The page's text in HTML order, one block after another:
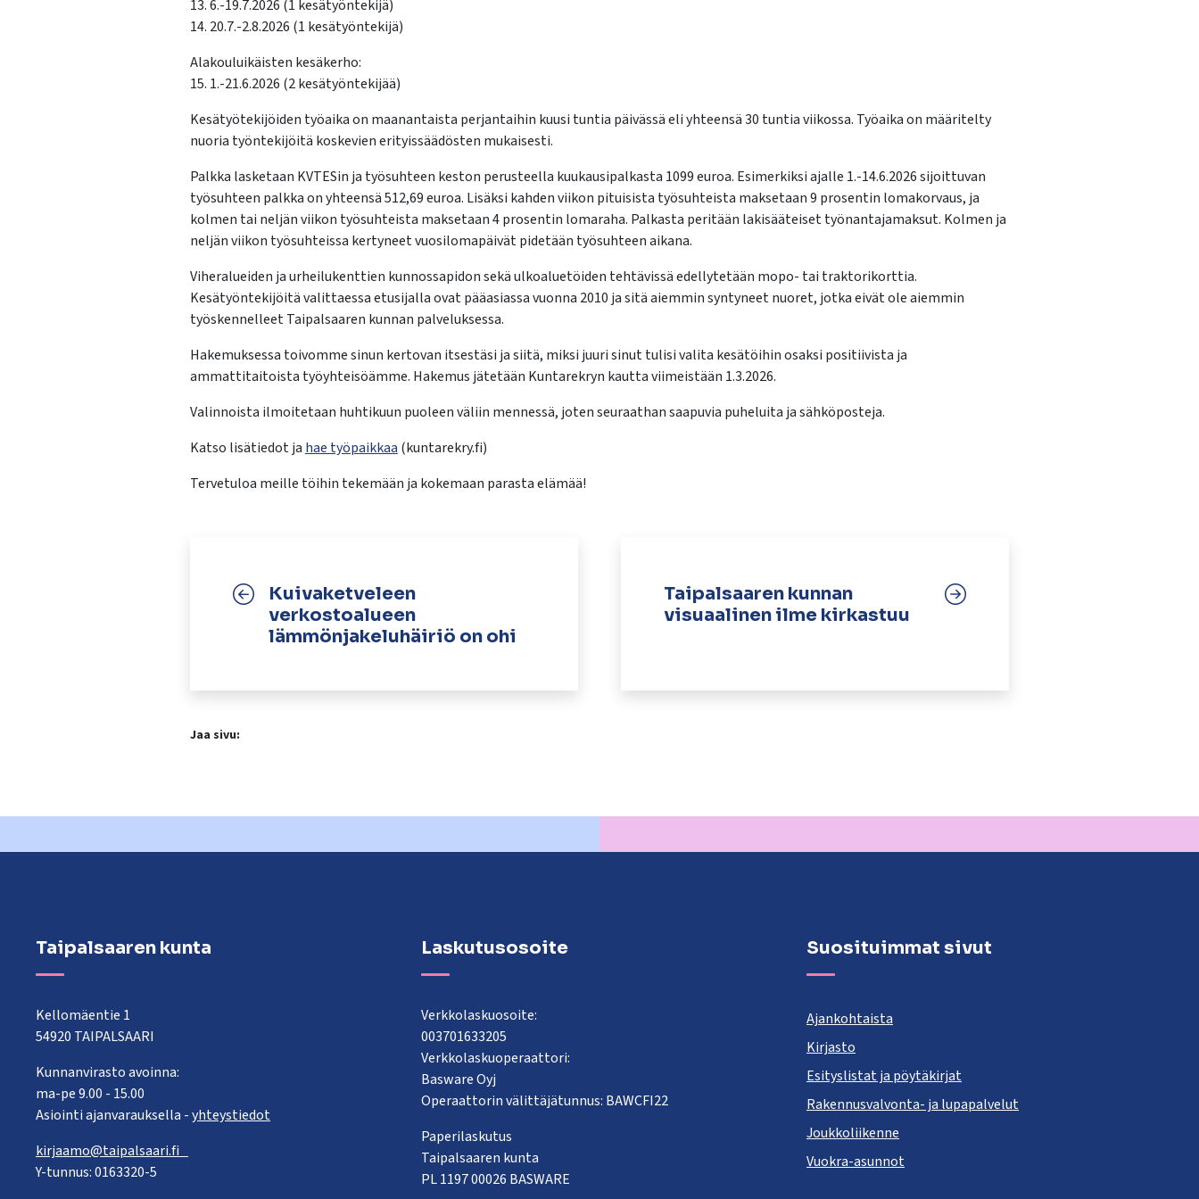
13. 6.-19.7.2026 (1 kesätyöntekijä)
14. 20.7.-2.8.2026 (1 kesätyöntekijä)
Alakouluikäisten kesäkerho:
15. 1.-21.6.2026 (2 kesätyöntekijää)
Kesätyötekijöiden työaika on maanantaista perjantaihin kuusi tuntia päivässä eli yhteensä 30 tuntia viikossa. Työaika on määritelty
nuoria työntekijöitä koskevien erityissäädösten mukaisesti.
Palkka lasketaan KVTESin ja työsuhteen keston perusteella kuukausipalkasta 1099 euroa. Esimerkiksi ajalle 1.-14.6.2026 sijoittuvan
työsuhteen palkka on yhteensä 512,69 euroa. Lisäksi kahden viikon pituisista työsuhteista maksetaan 9 prosentin lomakorvaus, ja
kolmen tai neljän viikon työsuhteista maksetaan 4 prosentin lomaraha. Palkasta peritään lakisääteiset työnantajamaksut. Kolmen ja
neljän viikon työsuhteissa kertyneet vuosilomapäivät pidetään työsuhteen aikana.
Viheralueiden ja urheilukenttien kunnossapidon sekä ulkoaluetöiden tehtävissä edellytetään mopo- tai traktorikorttia.
Kesätyöntekijöitä valittaessa etusijalla ovat pääasiassa vuonna 2010 ja sitä aiemmin syntyneet nuoret, jotka eivät ole aiemmin
työskennelleet Taipalsaaren kunnan palveluksessa.
Hakemuksessa toivomme sinun kertovan itsestäsi ja siitä, miksi juuri sinut tulisi valita kesätöihin osaksi positiivista ja
ammattitaitoista työyhteisöämme. Hakemus jätetään Kuntarekryn kautta viimeistään 1.3.2026.
Valinnoista ilmoitetaan huhtikuun puoleen väliin mennessä, joten seuraathan saapuvia puheluita ja sähköposteja.
Katso lisätiedot jahae työpaikkaa(kuntarekry.fi)
Tervetuloa meille töihin tekemään ja kokemaan parasta elämää!
Kuivaketveleen
verkostoalueen
lämmönjakeluhäiriö on ohi
Taipalsaaren kunnan
visuaalinen ilme kirkastuu
Jaa sivu:
Taipalsaaren kunta
Kellomäentie 1
54920 TAIPALSAARI
Kunnanvirasto avoinna:
ma-pe 9.00 - 15.00
Asiointi ajanvarauksella -yhteystiedot
kirjaamo@taipalsaari.fi
Y-tunnus: 0163320-5
Laskutusosoite
Verkkolaskuosoite:
003701633205
Verkkolaskuoperaattori:
Basware Oyj
Operaattorin välittäjätunnus: BAWCFI22
Paperilaskutus
Taipalsaaren kunta
PL 1197 00026 BASWARE
Suosituimmat sivut
Ajankohtaista
Kirjasto
Esityslistat ja pöytäkirjat
Rakennusvalvonta- ja lupapalvelut
Joukkoliikenne
Vuokra-asunnot